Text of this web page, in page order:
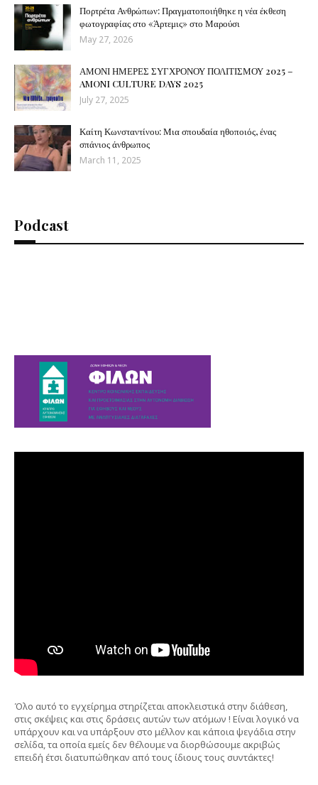
Πορτρέτα Ανθρώπων: Πραγματοποιήθηκε η νέα έκθεση
φωτογραφίας στο «Άρτεμις» στο Μαρούσι
May 27, 2026
ΑΜΟΝΙ ΗΜΕΡΕΣ ΣΥΓΧΡΟΝΟΥ ΠΟΛΙΤΙΣΜΟΥ 2025 –
AMONI CULTURE DAYS 2025
July 27, 2025
Καίτη Κωνσταντίνου: Μια σπουδαία ηθοποιός, ένας
σπάνιος άνθρωπος
March 11, 2025
Podcast
Όλο αυτό το εγχείρημα στηρίζεται αποκλειστικά στην διάθεση,
στις σκέψεις και στις δράσεις αυτών των ατόμων ! Είναι λογικό να
υπάρχουν και να υπάρξουν στο μέλλον και κάποια ψεγάδια στην
σελίδα, τα οποία εμείς δεν θέλουμε να διορθώσουμε ακριβώς
επειδή έτσι διατυπώθηκαν από τους ίδιους τους συντάκτες!